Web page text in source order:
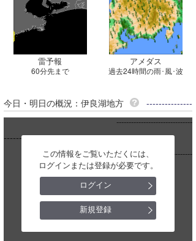
雷予報
60分先まで
アメダス
過去24時間の雨･風･波
今日・明日の概況：伊良湖地方 ---------------
この情報をご覧いただくには、
ログインまたは登録が必要です。
ログイン
新規登録
-------------------------------
--------------
-------------------------------